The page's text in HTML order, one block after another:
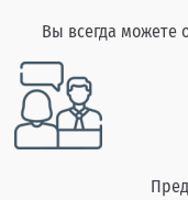
Вы всегда можете